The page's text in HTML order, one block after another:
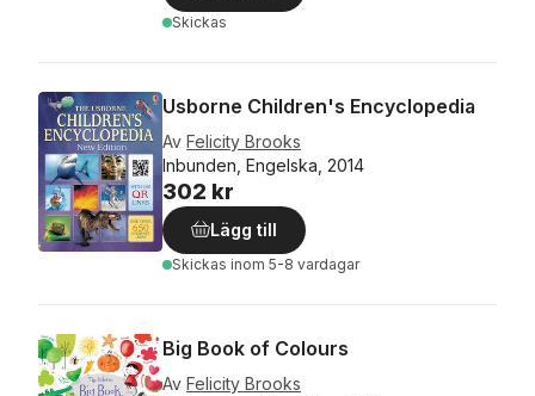
Skickas
Usborne Children's Encyclopedia
Av Felicity Brooks
Inbunden, Engelska, 2014
302 kr
Lägg till
Skickas inom 5-8 vardagar
Big Book of Colours
Av Felicity Brooks